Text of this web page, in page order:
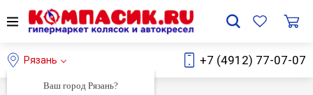
Рязань
Ваш город Рязань?
+7 (4912) 77-07-07